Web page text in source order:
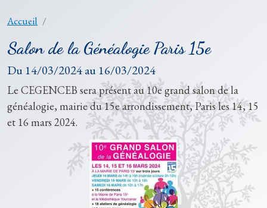
Accueil
Salon de la Généalogie Paris 15e
Du14/03/2024au16/03/2024
Le CEGENCEB sera présent au 10e grand salon de la
généalogie, mairie du 15e arrondissement, Paris les 14, 15
et 16 mars 2024.